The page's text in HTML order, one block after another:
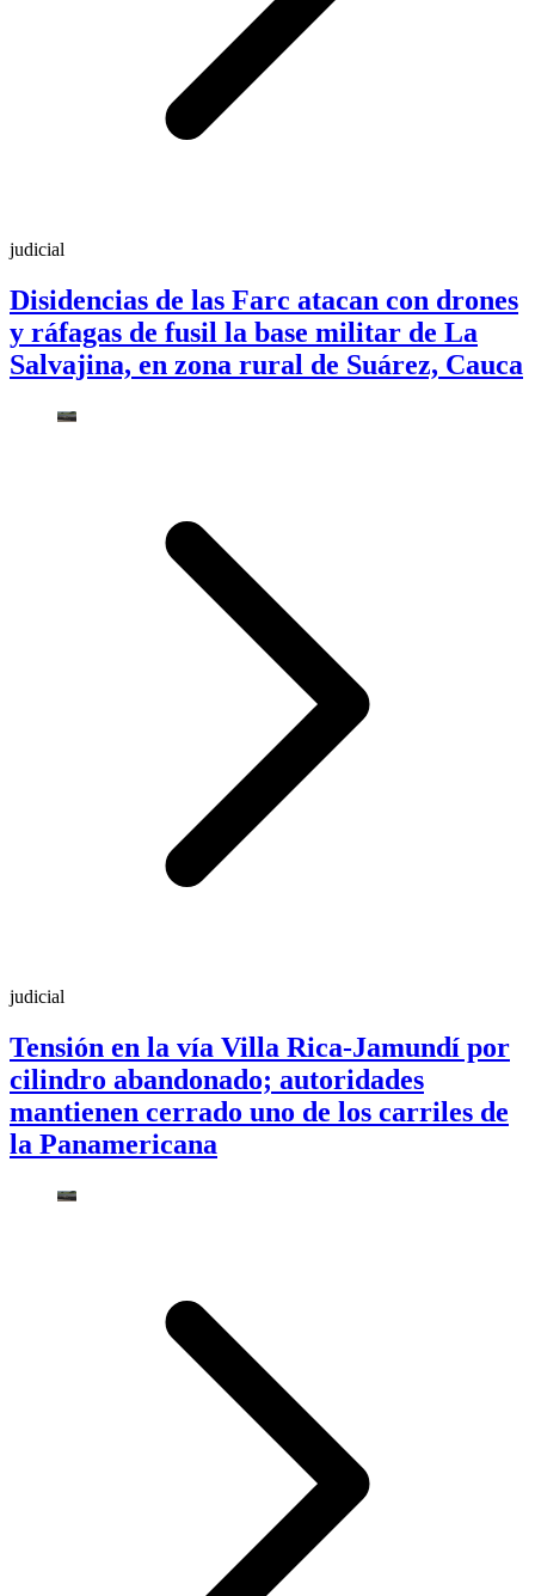
judicial
Disidencias de las Farc atacan con drones
y ráfagas de fusil la base militar de La
Salvajina, en zona rural de Suárez, Cauca
judicial
Tensión en la vía Villa Rica-Jamundí por
cilindro abandonado; autoridades
mantienen cerrado uno de los carriles de
la Panamericana